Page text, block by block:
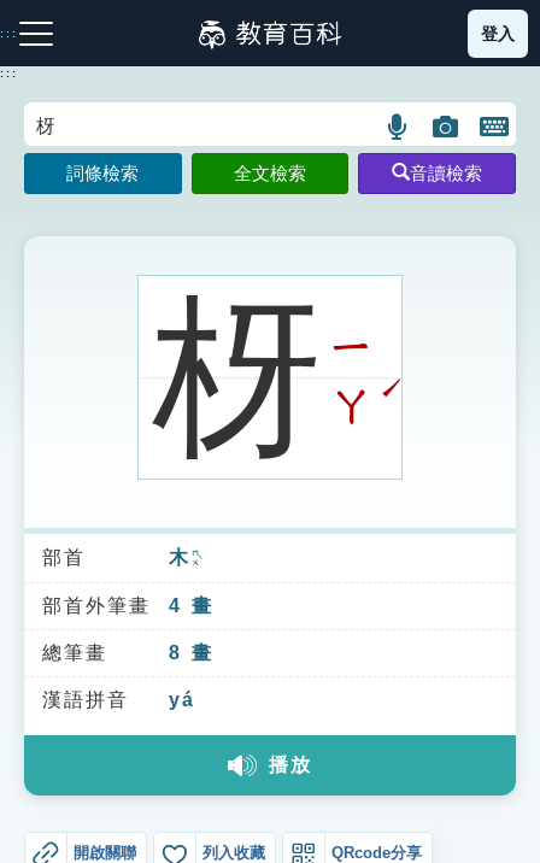
到
主
:::
注音索引圖示 筆畫索引圖示 部首索引表圖示
索引選單
知識索引
單字索引
生命大百科索引
教學應用
登入
:::
語
言
搜
示
圖
片
搜
開
鍵
圖
詞條檢索 全文檢索 音讀檢索
枒ㄧ
ㄚˊ
部首 木ㄇㄨˋ
部首外筆畫 4 畫
總筆畫 8 畫
漢語拼音 yá
播放
開啟關聯 列入收藏 QRcode分享